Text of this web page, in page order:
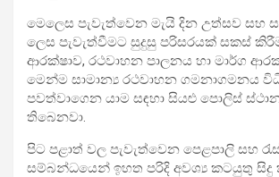
මෙලෙස පැවැත්වෙන මැයි දින උත්සව සහ
ලෙස පැවැත්වීමට සුදුසු පරිසරයක් සකස්
ආරක්ෂාව, රථවාහන පාලනය හා මාර්ග
මෙන්ම සාමාන්‍ය රථවාහන ගමනාගමනය
පවත්වාගෙන යාම සඳහා සියළු පොලිස්
තිබෙනවා.
පිට පළාත් වල පැවැත්වෙන පෙළපාලි සහ
සම්බන්ධයෙන් ඉහත පරිදි අවශ්‍ය කටයුතු